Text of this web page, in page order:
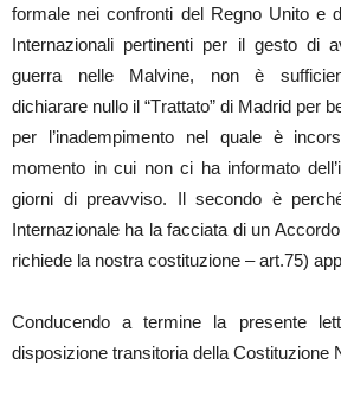
formale nei confronti del Regno Unito e
Internazionali pertinenti per il gesto di
guerra nelle Malvine, non è
dichiarare nullo il “Trattato” di Madrid per
per l’inadempimento nel quale è
momento in cui non ci ha informato
giorni di preavviso. Il secondo è
Internazionale ha la facciata di un
richiede la nostra costituzione – art.75)
Conducendo a termine la presente
disposizione transitoria della Costituzione